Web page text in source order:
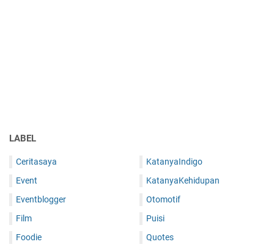
LABEL
Ceritasaya
Event
Eventblogger
Film
Foodie
KatanyaIndigo
KatanyaKehidupan
Otomotif
Puisi
Quotes